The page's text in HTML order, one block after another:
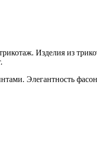
Изделия из
Элегантность